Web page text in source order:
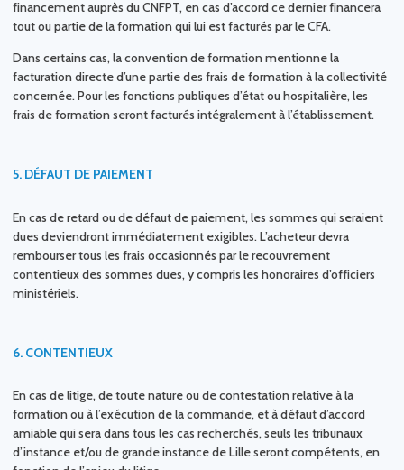
financement auprès du CNFPT, en cas d’accord ce dernier financera
tout ou partie de la formation qui lui est facturés par le CFA.
Dans certains cas, la convention de formation mentionne la
facturation directe d’une partie des frais de formation à la collectivité
concernée. Pour les fonctions publiques d’état ou hospitalière, les
frais de formation seront facturés intégralement à l’établissement.
5. DÉFAUT DE PAIEMENT
En cas de retard ou de défaut de paiement, les sommes qui seraient
dues deviendront immédiatement exigibles. L’acheteur devra
rembourser tous les frais occasionnés par le recouvrement
contentieux des sommes dues, y compris les honoraires d’officiers
ministériels.
6. CONTENTIEUX
En cas de litige, de toute nature ou de contestation relative à la
formation ou à l’exécution de la commande, et à défaut d’accord
amiable qui sera dans tous les cas recherchés, seuls les tribunaux
d’instance et/ou de grande instance de Lille seront compétents, en